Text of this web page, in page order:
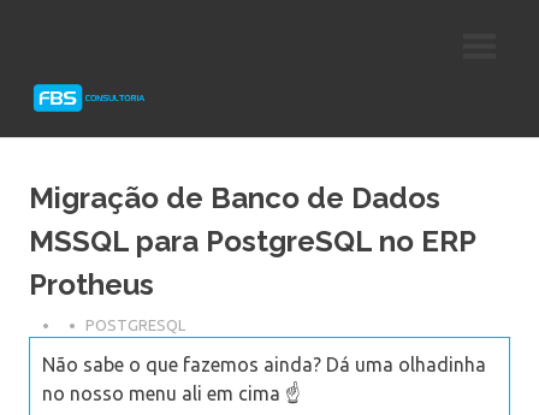
Protheus
Migração de Banco de Dados
MSSQL para PostgreSQL no ERP
Protheus
POSTGRESQL
Não sabe o que fazemos ainda? Dá uma olhadinha
no nosso menu ali em cima ☝️